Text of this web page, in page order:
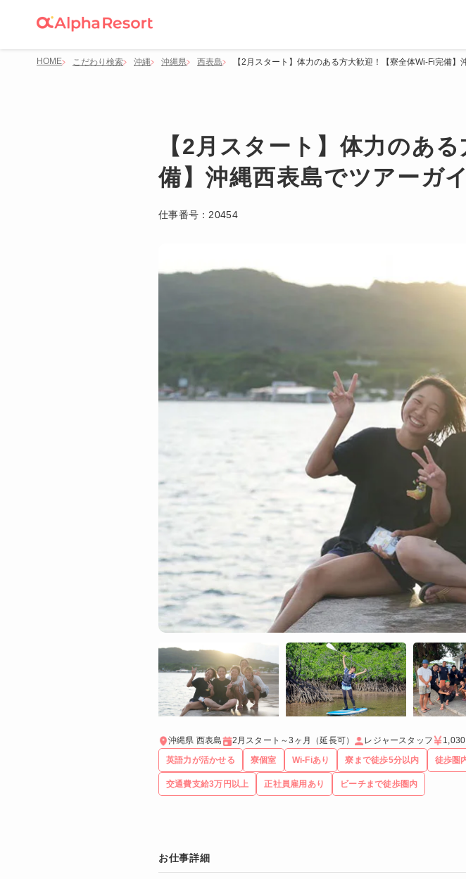
HOME こだわり検索 沖縄 沖縄県 西表島 【2月スタート】体力のある方大歓迎！【寮全体Wi-Fi完備
【2月スタート】体力のあ
備】沖縄西表島でツアーガ
仕事番号： 20454
沖縄県 西表島 2月スタート～3ヶ月（延長可） レジャースタッフ 1,030
英語力が活かせる 寮個室 Wi-Fiあり 寮まで徒歩5分以内 徒歩圏
交通費支給3万円以上 正社員雇用あり ビーチまで徒歩圏内
お仕事詳細